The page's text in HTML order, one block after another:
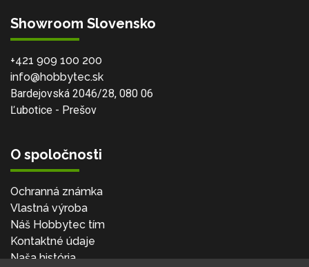
Showroom Slovensko
+421 909 100 200
info@hobbytec.sk
Bardejovská 2046/28, 080 06
Ľubotice - Prešov
O spoločnosti
Ochranná známka
Vlastná výroba
Náš Hobbytec tím
Kontaktné údaje
Naša história